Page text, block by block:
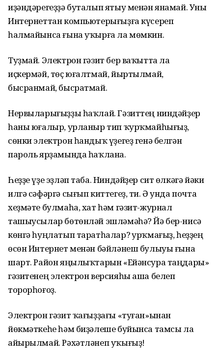
иҙәндәрегеҙҙә буталып ятыу менән янамай. Уны
Интернеттан компьютерығыҙға күсереп
һалмайынса ғына уҡырға ла мөмкин.
Туҙмай. Электрон гәзит бер ваҡытта ла
иҫкермәй, төҫ юғалтмай, йыртылмай,
бысранмай, бысратмай.
Нервыларығыҙҙы һаҡлай. Гәзиттең ниндәйҙер
һаны юғалыр, урланыр тип ҡурҡмайһығыҙ,
сөнки электрон һандыҡ үҙегеҙ генә белгән
пароль ярҙамында һаҡлана.
Һеҙҙе үҙе эҙләп таба. Ниндәйҙер сит өлкәгә йәки
илгә сәфәргә сығып киттегеҙ, ти. Ә унда почта
хеҙмәте булмаһа, хат һәм гәзит-журнал
ташыусылар бөтөнләй эшләмәһә? Йә бер-нисә
көнгә һуңлатып таратһалар? Ҡурҡмағыҙ, һеҙҙең
өсөн Интернет менән бәйләнеш булыуы ғына
шарт. Район яңылыҡтарын «Ейәнсура таңдары»
гәзитенең электрон версияһы аша белеп
торорһоғоҙ.
Электрон гәзит ҡағыҙҙағы «туған»ынан
йөкмәткеһе һәм биҙәлеше буйынса тамсы ла
айырылмай. Рәхәтләнеп уҡығыҙ!